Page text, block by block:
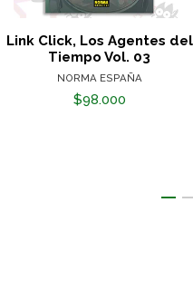
Link Click, Los Agentes del
Tiempo Vol. 03
NORMA ESPAÑA
$98.000